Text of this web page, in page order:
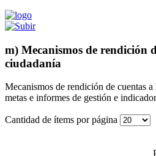
m) Mecanismos de rendición
ciudadanía
Mecanismos de rendición de cuentas
metas e informes de gestión e
Cantidad de ítems por página